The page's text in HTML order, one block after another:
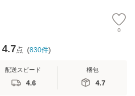
0
4.7点 (830件)
配送スピード
4.6
梱包
4.7